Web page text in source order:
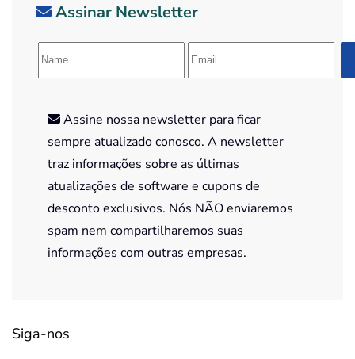
Assinar Newsletter
Assine nossa newsletter para ficar
sempre atualizado conosco. A newsletter
traz informações sobre as últimas
atualizações de software e cupons de
desconto exclusivos. Nós NÃO enviaremos
spam nem compartilharemos suas
informações com outras empresas.
Siga-nos